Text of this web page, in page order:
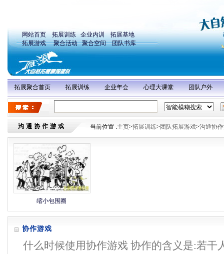
网站首页 拓展训练 企业内训
拓展基地
拓展游戏
聚合活动 聚合空间 团队书库
拓展聚合首页 拓展训练 企业年会 心理大课堂 团队户外
沟通协作游戏 当前位置 :主页>拓展训练> 团队拓展游戏>沟通协
缩小包围圈
协作游戏
什么时候使用协作游戏 协作的含义是:若干